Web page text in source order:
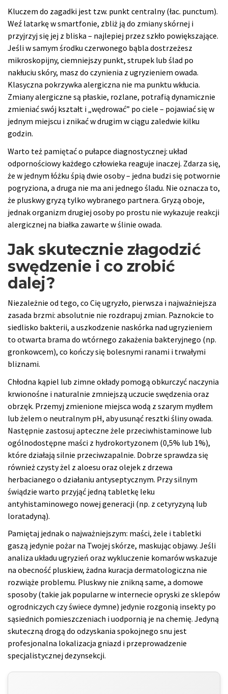
Kluczem do zagadki jest tzw. punkt centralny (łac. punctum).
Weź latarkę w smartfonie, zbliż ją do zmiany skórnej i
przyjrzyj się jej z bliska – najlepiej przez szkło powiększające.
Jeśli w samym środku czerwonego bąbla dostrzeżesz
mikroskopijny, ciemniejszy punkt, strupek lub ślad po
nakłuciu skóry, masz do czynienia z ugryzieniem owada.
Klasyczna pokrzywka alergiczna nie ma punktu wkłucia.
Zmiany alergiczne są płaskie, rozlane, potrafią dynamicznie
zmieniać swój kształt i „wędrować” po ciele – pojawiać się w
jednym miejscu i znikać w drugim w ciągu zaledwie kilku
godzin.
Warto też pamiętać o pułapce diagnostycznej: układ
odpornościowy każdego człowieka reaguje inaczej. Zdarza się,
że w jednym łóżku śpią dwie osoby – jedna budzi się potwornie
pogryziona, a druga nie ma ani jednego śladu. Nie oznacza to,
że pluskwy gryzą tylko wybranego partnera. Gryzą oboje,
jednak organizm drugiej osoby po prostu nie wykazuje reakcji
alergicznej na białka zawarte w ślinie owada.
Jak skutecznie złagodzić
swędzenie i co zrobić
dalej?
Niezależnie od tego, co Cię ugryzło, pierwsza i najważniejsza
zasada brzmi: absolutnie nie rozdrapuj zmian. Paznokcie to
siedlisko bakterii, a uszkodzenie naskórka nad ugryzieniem
to otwarta brama do wtórnego zakażenia bakteryjnego (np.
gronkowcem), co kończy się bolesnymi ranami i trwałymi
bliznami.
Chłodna kąpiel lub zimne okłady pomogą obkurczyć naczynia
krwionośne i naturalnie zmniejszą uczucie swędzenia oraz
obrzęk. Przemyj zmienione miejsca wodą z szarym mydłem
lub żelem o neutralnym pH, aby usunąć resztki śliny owada.
Następnie zastosuj apteczne żele przeciwhistaminowe lub
ogólnodostępne maści z hydrokortyzonem (0,5% lub 1%),
które działają silnie przeciwzapalnie. Dobrze sprawdza się
również czysty żel z aloesu oraz olejek z drzewa
herbacianego o działaniu antyseptycznym. Przy silnym
świądzie warto przyjąć jedną tabletkę leku
antyhistaminowego nowej generacji (np. z cetyryzyną lub
loratadyną).
Pamiętaj jednak o najważniejszym: maści, żele i tabletki
gaszą jedynie pożar na Twojej skórze, maskując objawy. Jeśli
analiza układu ugryzień oraz wykluczenie komarów wskazuje
na obecność pluskiew, żadna kuracja dermatologiczna nie
rozwiąże problemu. Pluskwy nie znikną same, a domowe
sposoby (takie jak popularne w internecie opryski ze sklepów
ogrodniczych czy świece dymne) jedynie rozgonią insekty po
sąsiednich pomieszczeniach i uodpornią je na chemię. Jedyną
skuteczną drogą do odzyskania spokojnego snu jest
profesjonalna lokalizacja gniazd i przeprowadzenie
specjalistycznej dezynsekcji.